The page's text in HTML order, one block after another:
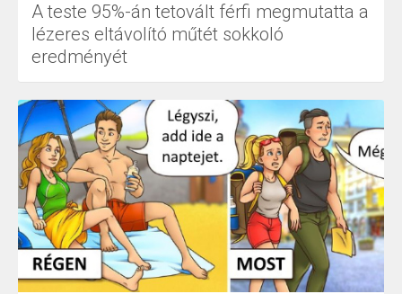
A teste 95%-án tetovált férfi megmutatta a
lézeres eltávolító műtét sokkoló
eredményét